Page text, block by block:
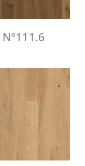
N°111.6